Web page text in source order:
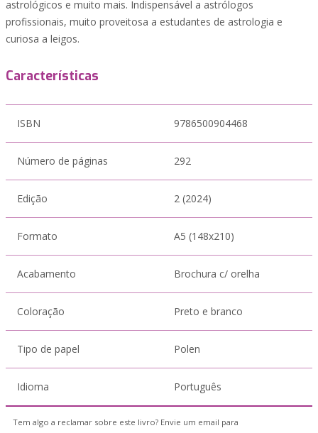
astrológicos e muito mais. Indispensável a astrólogos
profissionais, muito proveitosa a estudantes de astrologia e
curiosa a leigos.
Características
ISBN 9786500904468
Número de páginas 292
Edição 2 (2024)
Formato A5 (148x210)
Acabamento Brochura c/ orelha
Coloração Preto e branco
Tipo de papel Polen
Idioma Português
Tem algo a reclamar sobre este livro? Envie um email para